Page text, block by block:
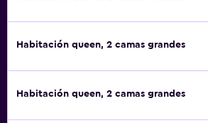
Habitación queen, 2 camas grandes
Habitación queen, 2 camas grandes